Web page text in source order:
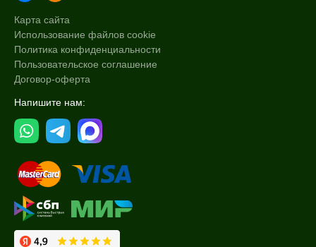
Карта сайта
Использование файлов cookie
Политика конфиденциальности
Пользовательское соглашение
Договор-оферта
Напишите нам: